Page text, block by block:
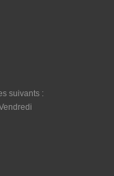
suivants :